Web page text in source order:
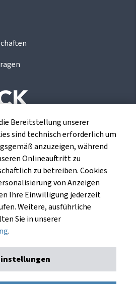
ist ein
für die europäischen
Bereitstellung unserer
sind technisch erforderlich um
anzuzeigen, während
Onlineauftritt zu
zu betreiben. Cookies
von Anzeigen
Ihre Einwilligung jederzeit
Weitere, ausführliche
Sie in unserer
.